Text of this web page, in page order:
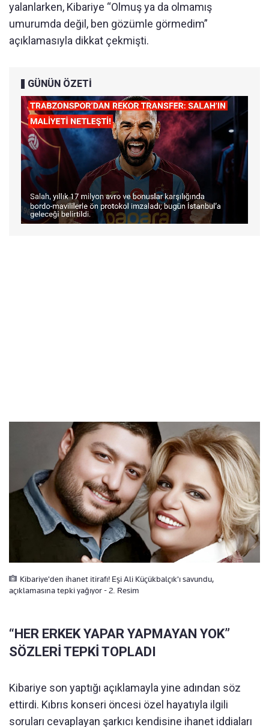
yalanlarken, Kibariye “Olmuş ya da olmamış
umurumda değil, ben gözümle görmedim”
açıklamasıyla dikkat çekmişti.
GÜNÜN ÖZETİ
Kibariye'den ihanet itirafı! Eşi Ali Küçükbalçık'ı savundu,
açıklamasına tepki yağıyor - 2. Resim
“HER ERKEK YAPAR YAPMAYAN YOK”
SÖZLERİ TEPKİ TOPLADI
Kibariye son yaptığı açıklamayla yine adından söz
ettirdi. Kıbrıs konseri öncesi özel hayatıyla ilgili
soruları cevaplayan şarkıcı kendisine ihanet iddiaları